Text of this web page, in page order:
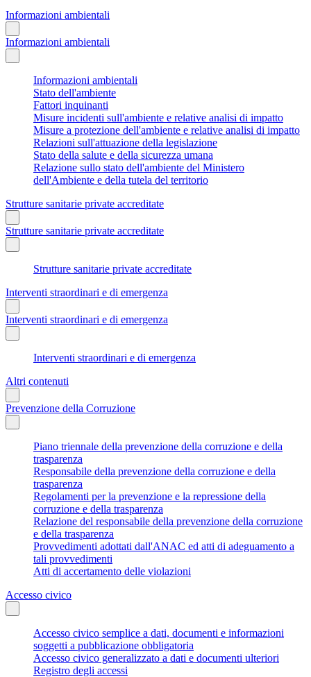
Informazioni ambientali
Informazioni ambientali
Informazioni ambientali
Stato dell'ambiente
Fattori inquinanti
Misure incidenti sull'ambiente e relative analisi di impatto
Misure a protezione dell'ambiente e relative analisi di impatto
Relazioni sull'attuazione della legislazione
Stato della salute e della sicurezza umana
Relazione sullo stato dell'ambiente del Ministero
dell'Ambiente e della tutela del territorio
Strutture sanitarie private accreditate
Strutture sanitarie private accreditate
Strutture sanitarie private accreditate
Interventi straordinari e di emergenza
Interventi straordinari e di emergenza
Interventi straordinari e di emergenza
Altri contenuti
Prevenzione della Corruzione
Piano triennale della prevenzione della corruzione e della
trasparenza
Responsabile della prevenzione della corruzione e della
trasparenza
Regolamenti per la prevenzione e la repressione della
corruzione e della trasparenza
Relazione del responsabile della prevenzione della corruzione
e della trasparenza
Provvedimenti adottati dall'ANAC ed atti di adeguamento a
tali provvedimenti
Atti di accertamento delle violazioni
Accesso civico
Accesso civico semplice a dati, documenti e informazioni
soggetti a pubblicazione obbligatoria
Accesso civico generalizzato a dati e documenti ulteriori
Registro degli accessi